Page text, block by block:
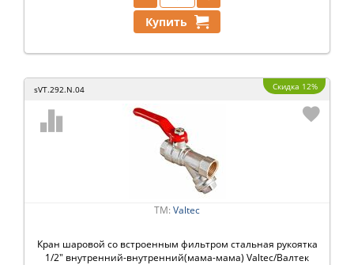
Купить
sVT.292.N.04 Скидка 12%
ТМ: Valtec
Кран шаровой со встроенным фильтром стальная рукоятка
1/2" внутренний-внутренний(мама-мама) Valtec/Валтек